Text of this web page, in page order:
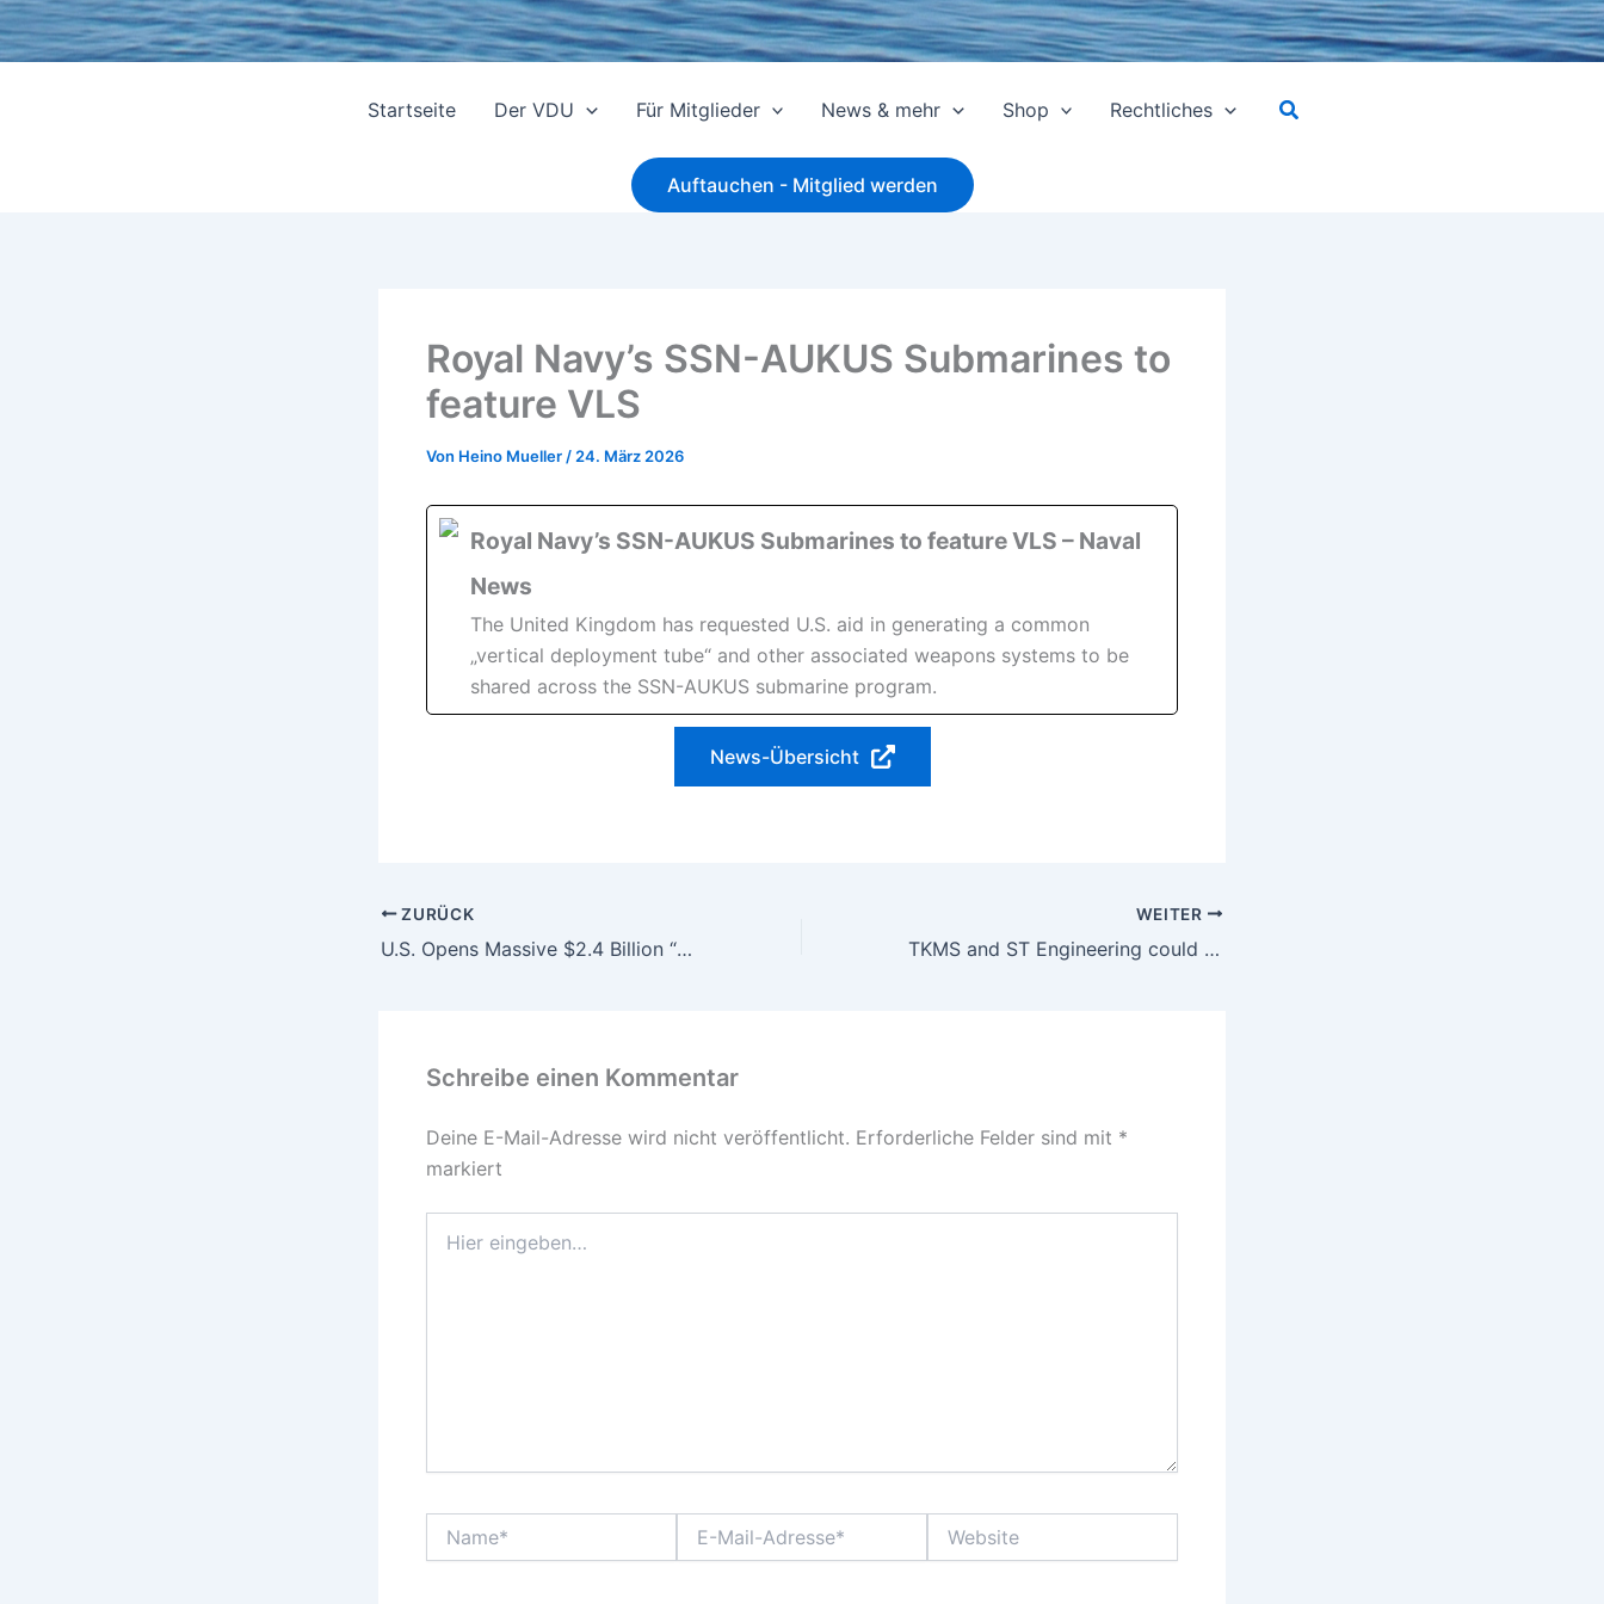
Startseite Der VDU Für Mitglieder News & mehr Shop Rechtliches Suchen
Auftauchen - Mitglied werden
Royal Navy’s SSN-AUKUS Submarines to
feature VLS
Von Heino Mueller / 24. März 2026
Royal Navy’s SSN-AUKUS Submarines to feature VLS – Naval
News
The United Kingdom has requested U.S. aid in generating a common
„vertical deployment tube“ and other associated weapons systems to be
shared across the SSN-AUKUS submarine program.
News-Übersicht
ZURÜCK
U.S. Opens Massive $2.4 Billion “Factory Of The Future” To Boost Nuclear Submarine Production
WEITER
TKMS and ST Engineering could set up submarine maintenance hub in Singapore
Schreibe einen Kommentar
Deine E-Mail-Adresse wird nicht veröffentlicht. Erforderliche Felder sind mit *
markiert
eingeben…
Mail-